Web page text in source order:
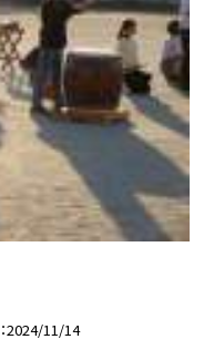
2024/11/14